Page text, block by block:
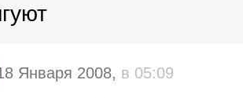
Января 2008, в 05:09